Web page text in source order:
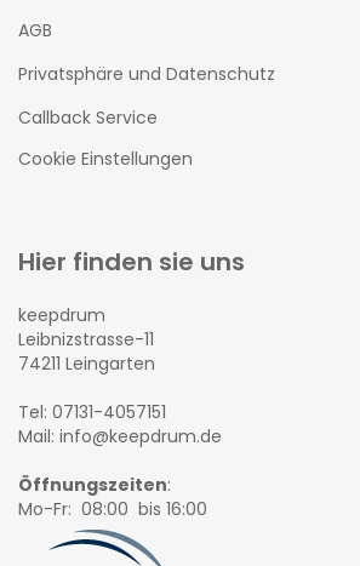
AGB
Privatsphäre und Datenschutz
Callback Service
Cookie Einstellungen
Hier finden sie uns
keepdrum
Leibnizstrasse-11
74211 Leingarten
Tel: 07131-4057151
Mail: info@keepdrum.de
Öffnungszeiten:
Mo-Fr: 08:00 bis 16:00